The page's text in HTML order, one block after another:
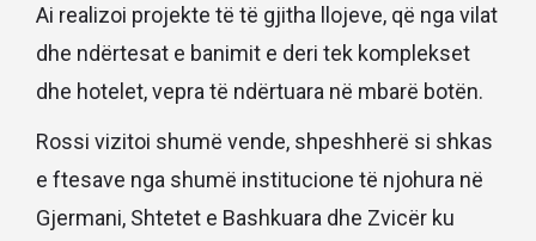
Ai realizoi projekte të të gjitha llojeve, që nga vilat
dhe ndërtesat e banimit e deri tek komplekset
dhe hotelet, vepra të ndërtuara në mbarë botën.
Rossi vizitoi shumë vende, shpeshherë si shkas
e ftesave nga shumë institucione të njohura në
Gjermani, Shtetet e Bashkuara dhe Zvicër ku